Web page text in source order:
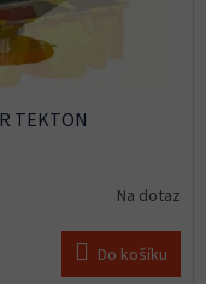
TEKTON
Na dotaz
Do košíku